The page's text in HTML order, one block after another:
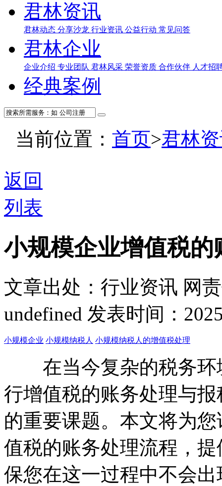
君林资讯
君林动态 分享沙龙 行业资讯 公益行动 常见问答
君林企业
企业介绍 专业团队 君林风采 荣誉资质 合作伙伴 人才招
经典案例
当前位置： 首页>君林
返回
列表
小规模企业增值税
文章出处：行业资讯 网
undefined 发表时间：
小规模企业 小规模纳税人 小规模纳税人的增值税处理
在当今复杂的税务环
行增值税的账务处理与
的重要课题。本文将为
值税的账务处理流程，
保您在这一过程中不会